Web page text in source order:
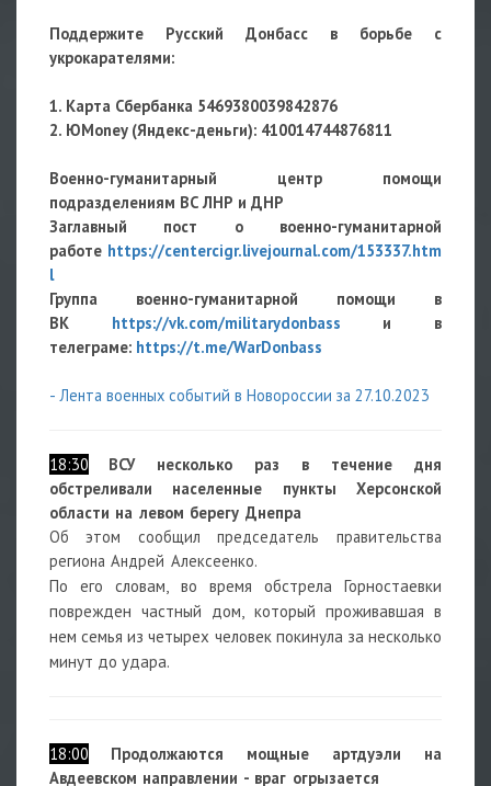
Поддержите Русский Донбасс в борьбе с
укрокарателями:
1. Карта Сбербанка 5469380039842876
2. ЮMoney (Яндекс-деньги): 410014744876811
Военно-гуманитарный центр помощи
подразделениям ВС ЛНР и ДНР
Заглавный пост о военно-гуманитарной
работе https://centercigr.livejournal.com/153337.htm
l
Группа военно-гуманитарной помощи в
ВК https://vk.com/militarydonbass и в
телеграме: https://t.me/WarDonbass
- Лента военных событий в Новороссии за 27.10.2023
18:30
ВСУ несколько раз в течение дня
обстреливали населенные пункты Херсонской
области на левом берегу Днепра
Об этом сообщил председатель правительства
региона Андрей Алексеенко.
По его словам, во время обстрела Горностаевки
поврежден частный дом, который проживавшая в
нем семья из четырех человек покинула за несколько
минут до удара.
18:00
Продолжаются мощные артдуэли на
Авдеевском направлении - враг огрызается